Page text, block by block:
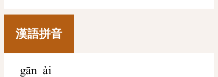
漢語拼音
gān ài